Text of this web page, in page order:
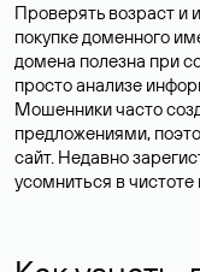
Проверять возраст и
покупке доменного
домена полезна при
просто анализе
Мошенники часто
предложениями,
сайт. Недавно
усомниться в